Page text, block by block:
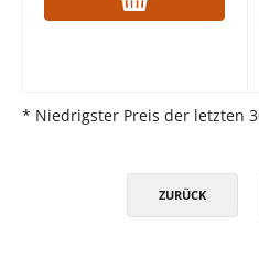
* Niedrigster Preis der letzten
ZURÜCK